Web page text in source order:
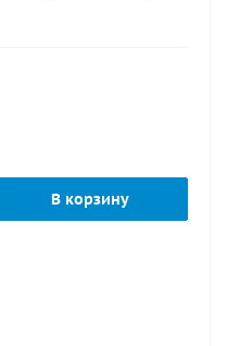
В корзину